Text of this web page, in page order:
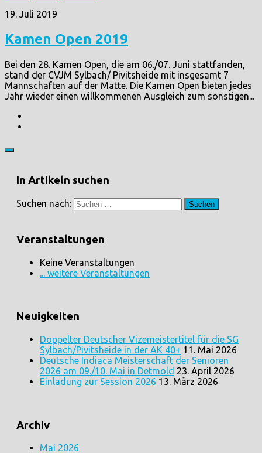
19. Juli 2019
Kamen Open 2019
Bei den 28. Kamen Open, die am 06./07. Juni stattfanden,
stand der CVJM Sylbach/ Pivitsheide mit insgesamt 7
Mannschaften auf der Matte. Die Kamen Open bieten jedes
Jahr wieder einen willkommenen Ausgleich zum sonstigen...
In Artikeln suchen
Suchen nach:
Veranstaltungen
Keine Veranstaltungen
... weitere Veranstaltungen
Neuigkeiten
Doppelter Deutscher Vizemeistertitel für die SG
Sylbach/Pivitsheide in der AK 40+ 11. Mai 2026
Deutsche Indiaca Meisterschaft der Senioren
2026 am 09./10. Mai in Detmold 23. April 2026
Einladung zur Session 2026 13. März 2026
Archiv
Mai 2026